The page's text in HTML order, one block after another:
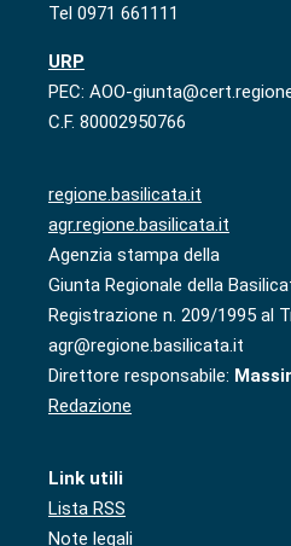
Tel 0971 661111
URP
PEC: AOO-
C.F. 80002950766
regione.basilicata.it
agr.regione.basilicata.it
Agenzia stampa della
Giunta Regionale della
Registrazione n. 209/1995 al
agr@regione.basilicata.it
Direttore responsabile:
Redazione
Link utili
Lista RSS
Note legali